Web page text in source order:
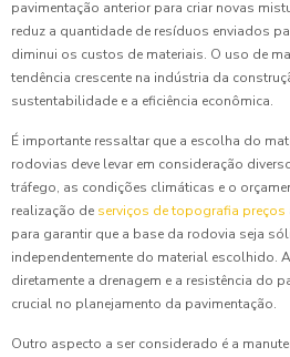
pavimentação anterior para criar novas
reduz a quantidade de resíduos enviados
diminui os custos de materiais. O uso de
tendência crescente na indústria da
sustentabilidade e a eficiência econômica.
É importante ressaltar que a escolha do
rodovias deve levar em consideração
tráfego, as condições climáticas e o
realização de serviços de topografia preços
para garantir que a base da rodovia seja
independentemente do material escolhido.
diretamente a drenagem e a resistência do
crucial no planejamento da pavimentação.
Outro aspecto a ser considerado é a